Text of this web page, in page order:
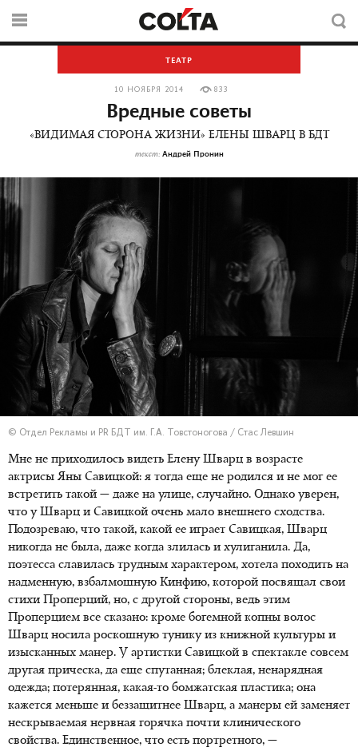
ТЕАТР
10 НОЯБРЯ 2014 833
Вредные советы
«ВИДИМАЯ СТОРОНА ЖИЗНИ» ЕЛЕНЫ ШВАРЦ В БДТ
текст: Андрей Пронин
© Отдел Рекламы и PR БДТ им. Г.А. Товстоногова / Стас Левшин
Мне не приходилось видеть Елену Шварц в возрасте
актрисы Яны Савицкой: я тогда еще не родился и не мог ее
встретить такой — даже на улице, случайно. Однако уверен,
что у Шварц и Савицкой очень мало внешнего сходства.
Подозреваю, что такой, какой ее играет Савицкая, Шварц
никогда не была, даже когда злилась и хулиганила. Да,
поэтесса славилась трудным характером, хотела походить на
надменную, взбалмошную Кинфию, которой посвящал свои
стихи Проперций, но, с другой стороны, ведь этим
Проперцием все сказано: кроме богемной копны волос
Шварц носила роскошную тунику из книжной культуры и
изысканных манер. У артистки Савицкой в спектакле совсем
другая прическа, да еще спутанная; блеклая, ненарядная
одежда; потерянная, какая-то бомжатская пластика; она
кажется меньше и беззащитнее Шварц, а манеры ей заменяет
нескрываемая нервная горячка почти клинического
свойства. Единственное, что есть портретного, —